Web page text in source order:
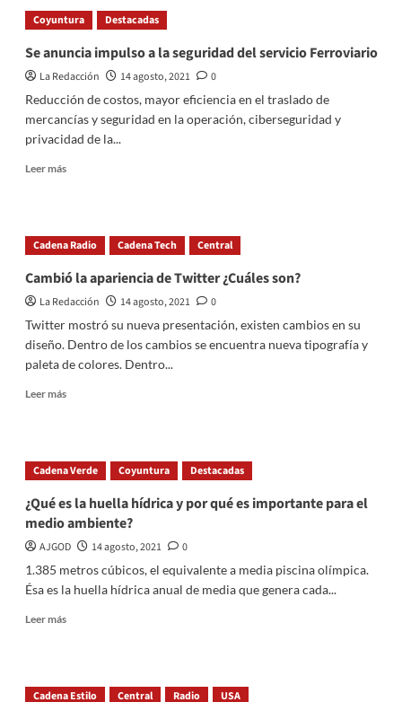
terremoto
sacude
Coyuntura Destacadas
Se anuncia impulso a la seguridad del servicio Ferroviario
La Redacción 14 agosto, 2021
0
Reducción de costos, mayor eficiencia en el traslado de
mercancías y seguridad en la operación, ciberseguridad y
privacidad de la...
Leer másRead
anuncia
impulso
la
seguridad
Ferroviario
Cadena Radio Cadena Tech Central
Cambió la apariencia de Twitter ¿Cuáles son?
La Redacción 14 agosto, 2021
0
Twitter mostró su nueva presentación, existen cambios en su
diseño. Dentro de los cambios se encuentra nueva tipografía y
paleta de colores. Dentro...
Leer másRead
la
apariencia
Twitter
¿Cuáles
son?
Cadena Verde Coyuntura Destacadas
¿Qué es la huella hídrica y por qué es importante para el
medio ambiente?
AJGOD 14 agosto, 2021
0
1.385 metros cúbicos, el equivalente a media piscina olímpica.
Ésa es la huella hídrica anual de media que genera cada...
Leer másRead
es
Cadena Estilo Central Radio USA